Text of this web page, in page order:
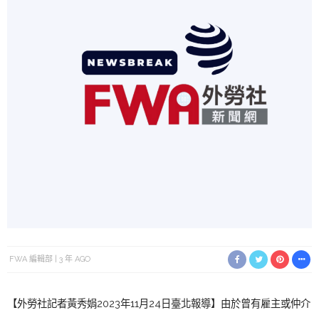
FWA 編輯部 3 年 AGO
【外勞社記者黃秀娟2023年11月24日臺北報導】由於曾有雇主或仲介